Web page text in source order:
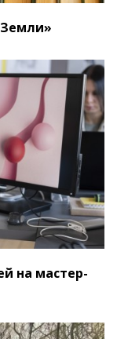
на мастер-